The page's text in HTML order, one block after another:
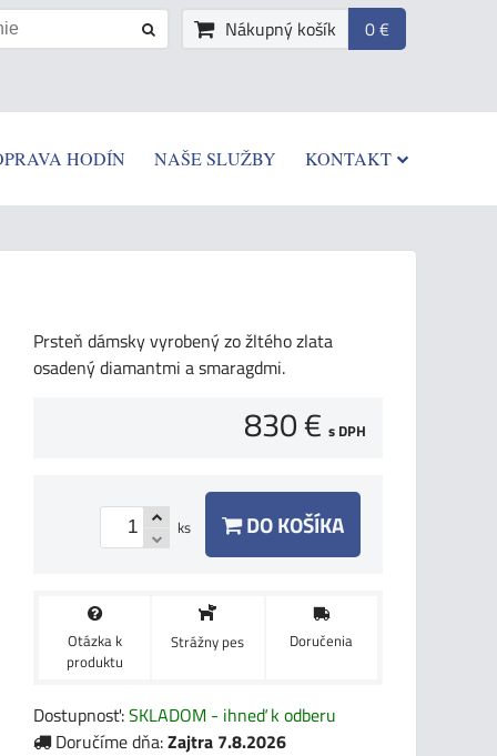
Nákupný košík 0 €
HODÍN NAŠE SLUŽBY KONTAKT
Prsteň dámsky vyrobený zo žltého zlata
osadený diamantmi a smaragdmi.
830 € s DPH
ks DO KOŠÍKA
Otázka k
produktu
Strážny pes Doručenia
Dostupnosť:SKLADOM - ihneď k odberu
Doručíme dňa:Zajtra 7.8.2026